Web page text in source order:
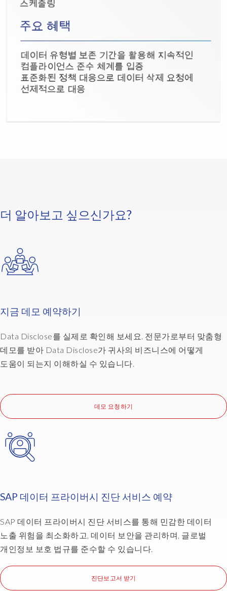
더 알아보고 싶으신가요?
지금 데모 예약하기
Data Disclose를 실제로 확인해 보세요. 전문가로부터 맞춤형
데모를 받아 Data Disclose가 귀사의 비즈니스에 어떻게
도움이 되는지 이해하실 수 있습니다.
데모 요청하기
SAP 데이터 프라이버시 진단 서비스 예약
SAP 데이터 프라이버시 진단 서비스를 통해 민감한 데이터
노출 위험을 최소화하고, 데이터 보안을 관리하며, 글로벌
개인정보 보호 법규를 준수할 수 있습니다.
진단보고서 받기